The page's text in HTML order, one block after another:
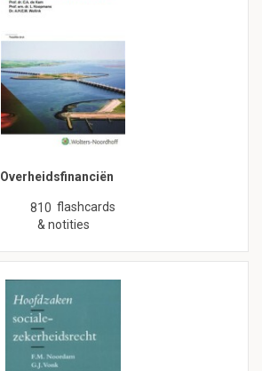
Overheidsfinanciën
810 flashcards
& notities